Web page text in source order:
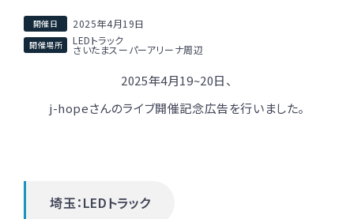
2025年4月19日
LEDトラック
さいたまスーパーアリーナ周辺
2025年4月19~20日、
j-hopeさんのライブ開催記念広告を行いました。
埼玉：LEDトラック